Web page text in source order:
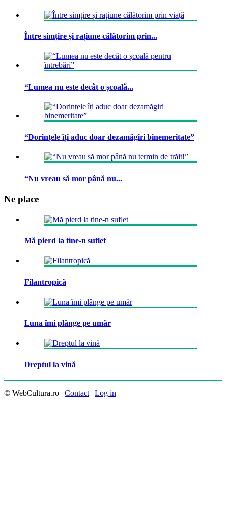
Între simțire și rațiune călătorim prin...
“Lumea nu este decât o școală...
“Dorințele îți aduc doar dezamăgiri binemeritate”
“Nu vreau să mor până nu...
Ne place
Mă pierd la tine-n suflet
Filantropică
Luna îmi plânge pe umăr
Dreptul la vină
© WebCultura.ro | Contact | Log in